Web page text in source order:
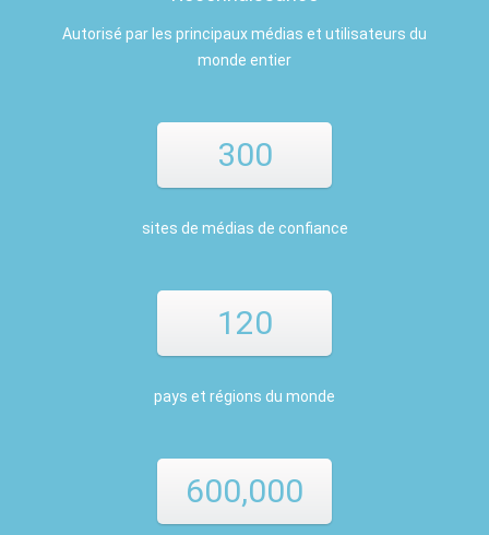
Autorisé par les principaux médias et utilisateurs du
monde entier
300
sites de médias de confiance
120
pays et régions du monde
600,000